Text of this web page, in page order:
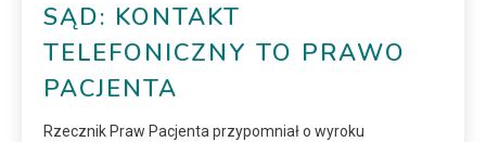
SĄD: KONTAKT
TELEFONICZNY TO PRAWO
PACJENTA
Rzecznik Praw Pacjenta przypomniał o wyroku